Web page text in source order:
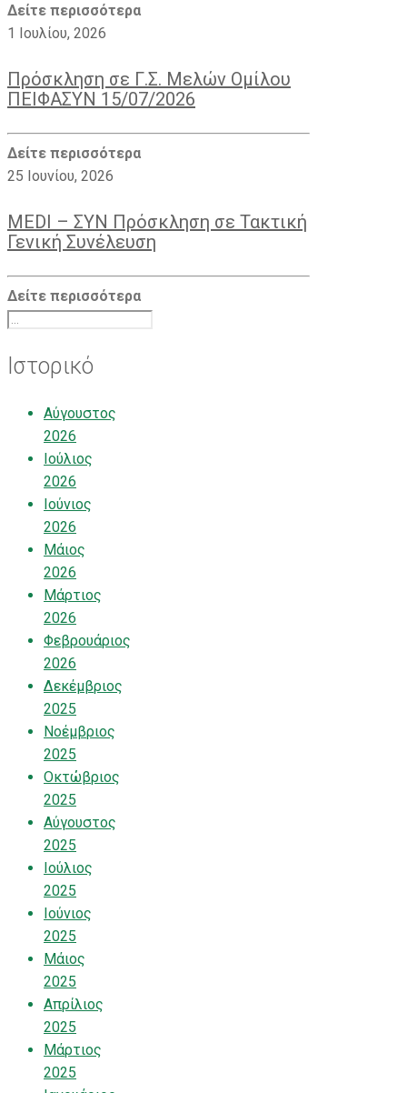
Δείτε περισσότερα
1 Ιουλίου, 2026
Πρόσκληση σε Γ.Σ. Μελών Ομίλου
ΠΕΙΦΑΣΥΝ 15/07/2026
Δείτε περισσότερα
25 Ιουνίου, 2026
MEDI – ΣΥΝ Πρόσκληση σε Τακτική
Γενική Συνέλευση
Δείτε περισσότερα
Ιστορικό
Αύγουστος
2026
Ιούλιος
2026
Ιούνιος
2026
Μάιος
2026
Μάρτιος
2026
Φεβρουάριος
2026
Δεκέμβριος
2025
Νοέμβριος
2025
Οκτώβριος
2025
Αύγουστος
2025
Ιούλιος
2025
Ιούνιος
2025
Μάιος
2025
Απρίλιος
2025
Μάρτιος
2025